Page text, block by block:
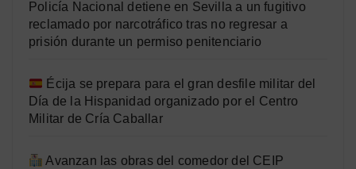
Policía Nacional detiene en Sevilla a un fugitivo
reclamado por narcotráfico tras no regresar a
prisión durante un permiso penitenciario
Écija se prepara para el gran desfile militar del
Día de la Hispanidad organizado por el Centro
Militar de Cría Caballar
Avanzan las obras del comedor del CEIP